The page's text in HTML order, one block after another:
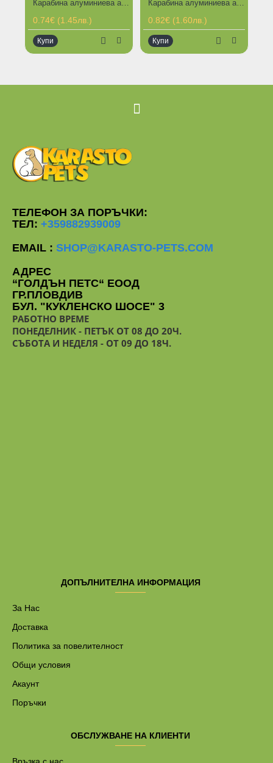
0.74€ (1.45лв.)
Купи
Карабина алуминиева алпийска с осигурителна гайка за завъртане 8 см
0.82€ (1.60лв.)
Купи
ТЕЛЕФОН ЗА ПОРЪЧКИ:
ТЕЛ: +359882939009
EMAIL : SHOP@KARASTO-PETS.COM
АДРЕС
“ГОЛДЪН ПЕТС“ ЕООД
ГР.ПЛОВДИВ
БУЛ. "КУКЛЕНСКО ШОСЕ" 3
РАБОТНО ВРЕМЕ
ПОНЕДЕЛНИК - ПЕТЪК ОТ 08 ДО 20Ч.
СЪБОТА И НЕДЕЛЯ - ОТ 09 ДО 18Ч.
ДОПЪЛНИТЕЛНА ИНФОРМАЦИЯ
За Нас
Доставка
Политика за повелителност
Общи условия
Акаунт
Поръчки
ОБСЛУЖВАНЕ НА КЛИЕНТИ